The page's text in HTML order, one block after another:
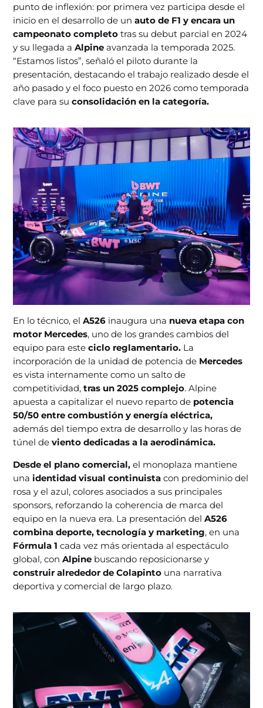
punto de inflexión: por primera vez participa desde el
inicio en el desarrollo de un auto de F1 y encara un
campeonato completotras su debut parcial en 2024
y su llegada aAlpineavanzada la temporada 2025.
“Estamos listos”, señaló el piloto durante la
presentación, destacando el trabajo realizado desde el
año pasado y el foco puesto en 2026 como temporada
clave para suconsolidación en la categoría.
En lo técnico, elA526 inaugura una nueva etapa con
motor Mercedes, uno de los grandes cambios del
equipo para este ciclo reglamentario. La
incorporación de la unidad de potencia de Mercedes
es vista internamente como un salto de
competitividad,tras un 2025 complejo. Alpine
apuesta a capitalizar el nuevo reparto de potencia
50/50 entre combustión y energía eléctrica,
además del tiempo extra de desarrollo y las horas de
túnel deviento dedicadas a la aerodinámica.
Desde el plano comercial, el monoplaza mantiene
unaidentidad visual continuista con predominio del
rosa y el azul, colores asociados a sus principales
sponsors, reforzando la coherencia de marca del
equipo en la nueva era. La presentación delA526
combina deporte, tecnología y marketing, en una
Fórmula 1cada vez más orientada al espectáculo
global, conAlpine buscando reposicionarse y
construir alrededor de Colapinto una narrativa
deportiva y comercial de largo plazo.